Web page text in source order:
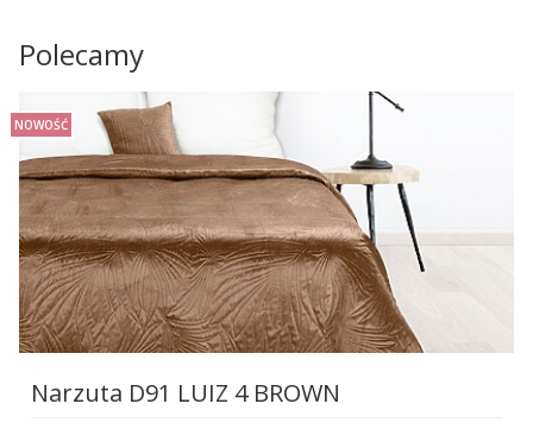
Polecamy
NOWOŚĆ
Narzuta D91 LUIZ 4 BROWN